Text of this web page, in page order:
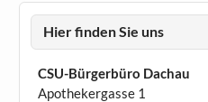
Hier finden Sie uns
CSU-Bürgerbüro Dachau
Apothekergasse 1